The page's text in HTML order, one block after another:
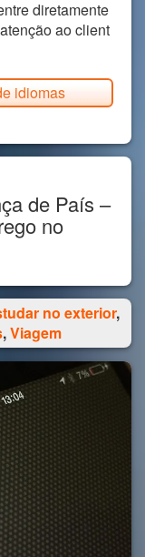
diretamente
ao client
idiomas
de País –
no
no exterior,
,Viagem